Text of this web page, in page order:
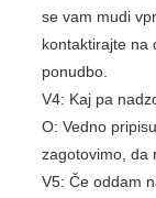
se vam mudi
kontaktirajte na
ponudbo.
V4: Kaj pa
O: Vedno
zagotovimo, da
V5: Če oddam